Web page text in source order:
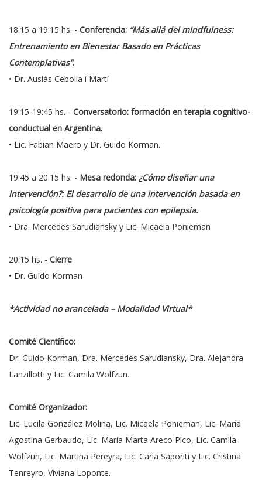
18:15 a 19:15 hs. - Conferencia: “Más allá del mindfulness:
Entrenamiento en Bienestar Basado en Prácticas
Contemplativas”.
• Dr. Ausiàs Cebolla i Martí
19:15-19:45 hs. - Conversatorio: formación en terapia cognitivo-
conductual en Argentina.
• Lic. Fabian Maero y Dr. Guido Korman.
19:45 a 20:15 hs. - Mesa redonda: ¿Cómo diseñar una
intervención?: El desarrollo de una intervención basada en
psicología positiva para pacientes con epilepsia.
• Dra. Mercedes Sarudiansky y Lic. Micaela Ponieman
20:15 hs. - Cierre
• Dr. Guido Korman
*Actividad no arancelada – Modalidad Virtual*
Comité Científico:
Dr. Guido Korman, Dra. Mercedes Sarudiansky, Dra. Alejandra
Lanzillotti y Lic. Camila Wolfzun.
Comité Organizador:
Lic. Lucila González Molina, Lic. Micaela Ponieman, Lic. María
Agostina Gerbaudo, Lic. María Marta Areco Pico, Lic. Camila
Wolfzun, Lic. Martina Pereyra, Lic. Carla Saporiti y Lic. Cristina
Tenreyro, Viviana Loponte.